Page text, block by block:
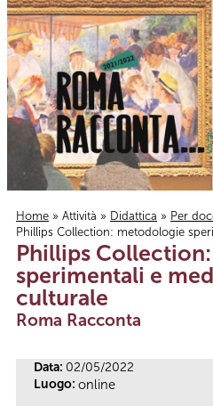
Tu sei qui
Home » Attività » Didattica » Per
Phillips Collection: metodologie
Phillips
sperimentali e
culturale
Roma Racconta
Data: 02/05/2022
Luogo: online